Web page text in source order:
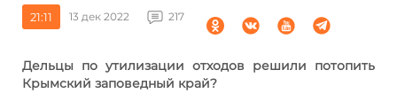
21:11 13 дек 2022 217
Дельцы по утилизации отходов решили потопить
Крымский заповедный край?